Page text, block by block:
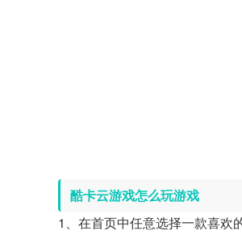
酷卡云游戏怎么玩游戏
1、在首页中任意选择一款喜欢